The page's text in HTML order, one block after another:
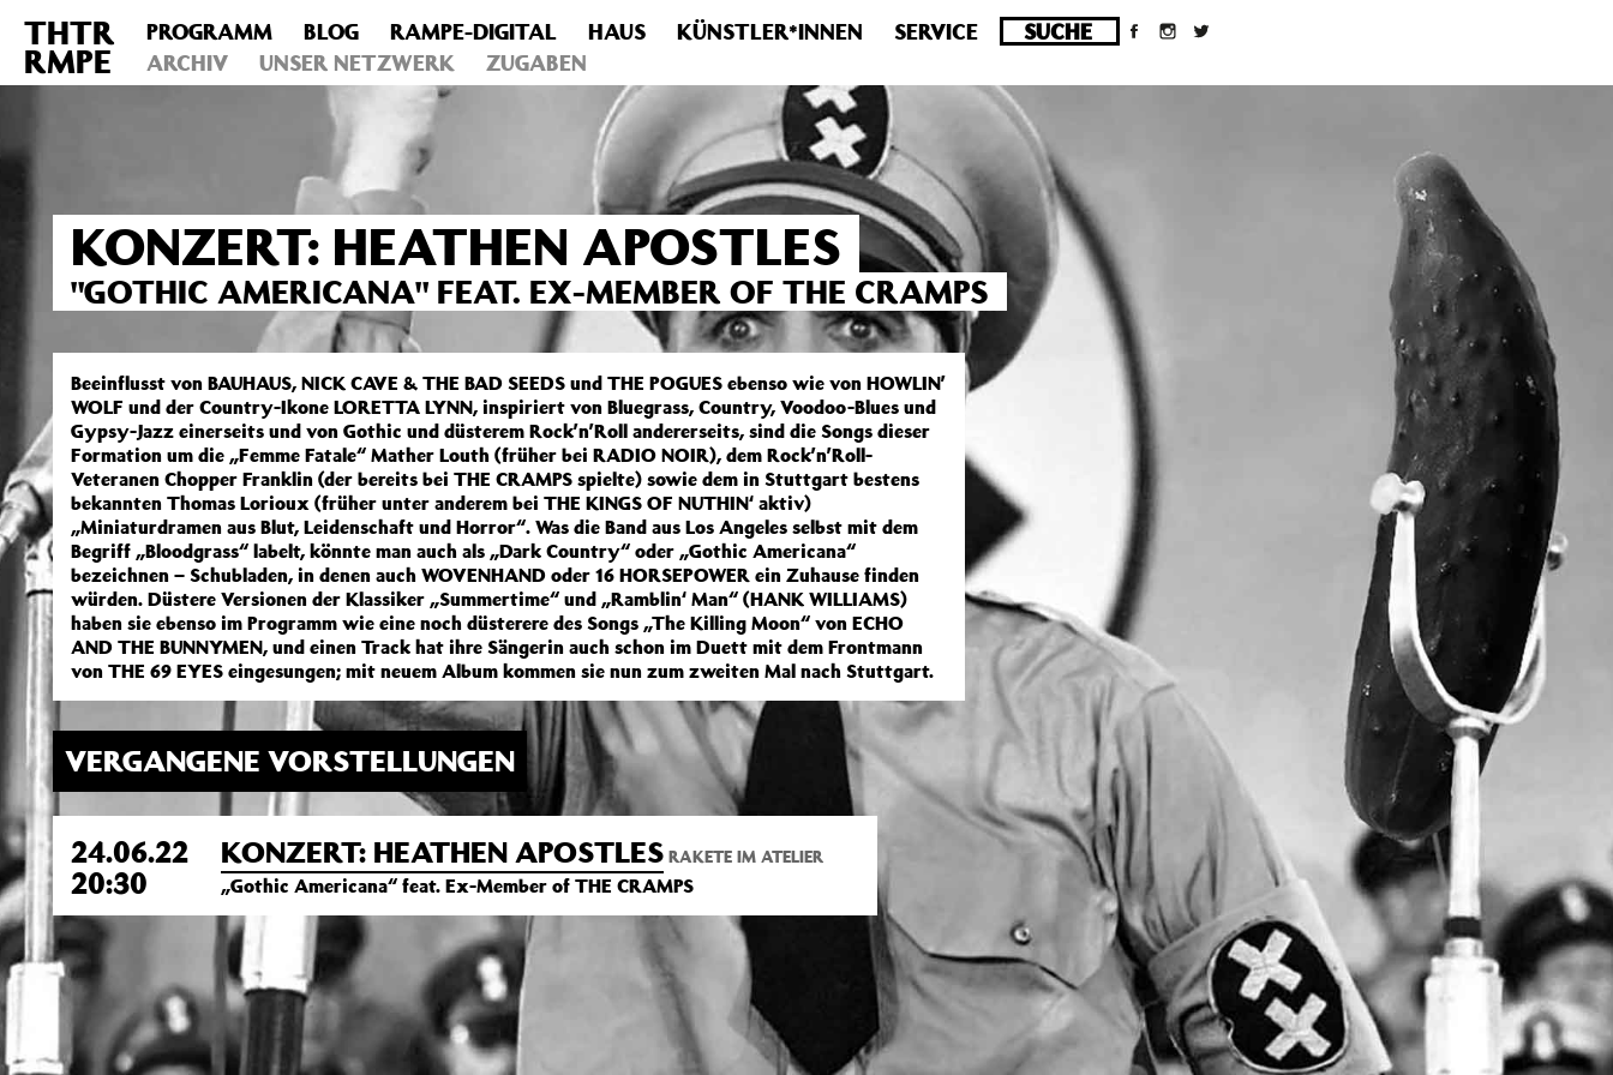
Deprecated : Die Funktion post_permalink ist seit Version 4.4.0 veraltet! Verwende stattdessen get_permalink(). in
/homepages/10/d43051023/htdocs/wordpress/wp-
includes/functions.phpon line6031
THTR
RMPE
PROGRAMM BLOG RAMPE-DIGITAL HAUS KÜNSTLER*INNEN
SERVICE
ARCHIV
UNSER NETZWERK ZUGABEN
KONZERT: HEATHEN APOSTLES
"GOTHIC AMERICANA" FEAT. EX-MEMBER OF THE CRAMPS
Beeinflusst von BAUHAUS, NICK CAVE & THE BAD SEEDS und THE POGUES ebenso wie von HOWLIN’
WOLF und der Country-Ikone LORETTA LYNN, inspiriert von Bluegrass, Country, Voodoo-Blues und
Gypsy-Jazz einerseits und von Gothic und düsterem Rock’n’Roll andererseits, sind die Songs dieser
Formation um die „Femme Fatale“ Mather Louth (früher bei RADIO NOIR), dem Rock’n’Roll-
Veteranen Chopper Franklin (der bereits bei THE CRAMPS spielte) sowie dem in Stuttgart bestens
bekannten Thomas Lorioux (früher unter anderem bei THE KINGS OF NUTHIN‘ aktiv)
„Miniaturdramen aus Blut, Leidenschaft und Horror“. Was die Band aus Los Angeles selbst mit dem
Begriff „Bloodgrass“ labelt, könnte man auch als „Dark Country“ oder „Gothic Americana“
bezeichnen – Schubladen, in denen auch WOVENHAND oder 16 HORSEPOWER ein Zuhause finden
würden. Düstere Versionen der Klassiker „Summertime“ und „Ramblin‘ Man“ (HANK WILLIAMS)
haben sie ebenso im Programm wie eine noch düsterere des Songs „The Killing Moon“ von ECHO
AND THE BUNNYMEN, und einen Track hat ihre Sängerin auch schon im Duett mit dem Frontmann
von THE 69 EYES eingesungen; mit neuem Album kommen sie nun zum zweiten Mal nach Stuttgart.
VERGANGENE VORSTELLUNGEN
24.06.22
20:30
KONZERT: HEATHEN APOSTLES RAKETE IM ATELIER
„Gothic Americana“ feat. Ex-Member of THE CRAMPS